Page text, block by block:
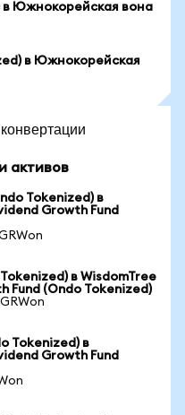
в Южнокорейская вона
в Южнокорейская
активов
Tokenized) в
Growth Fund
в WisdomTree
Fund (Ondo Tokenized)
Tokenized) в
Growth Fund